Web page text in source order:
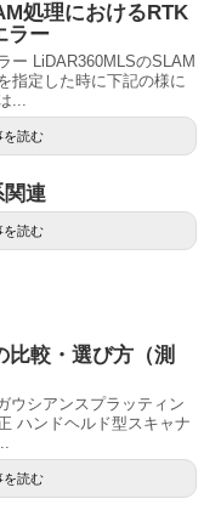
処理におけるRTK
ラー
ー LiDAR360MLSのSLAM
指定した時に下記の様に
...
を読む
連
を読む
較・選び方（測
ウシアンスプラッティン
ハンドヘルド型スキャナ
を読む